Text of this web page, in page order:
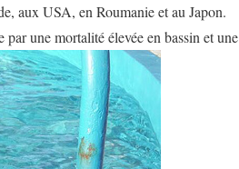
aux USA, en Roumanie et au Japon.
par une mortalité élevée en bassin et une